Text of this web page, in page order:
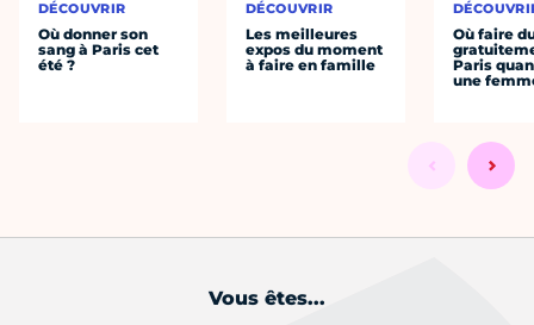
DÉCOUVRIR
Où donner son
sang à Paris cet
été ?
DÉCOUVRIR
Les meilleures
expos du moment
à faire en famille
Où faire
Paris
une
Vous êtes...